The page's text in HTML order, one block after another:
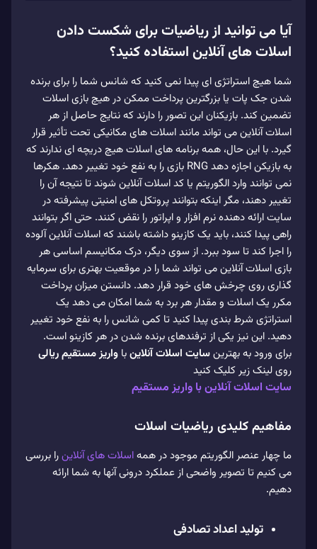
آیا می توانید از ریاضیات برای شکست دادن
اسلات های آنلاین استفاده کنید؟
شما هیچ استراتژی ای پیدا نمی کنید که شانس شما را برای برنده
شدن جک پات یا بزرگترین پرداخت ممکن در هیچ بازی اسلات
تضمین کند. بازیکنان این تصور را دارند که نتایج حاصل از هر
اسلات آنلاین می تواند مانند اسلات های مکانیکی تحت تأثیر قرار
گیرد. با این حال، همه برنامه های اسلات هیچ دریچه ای ندارند که
به بازیکن اجازه دهد RNG بازی را به نفع خود تغییر دهد. هکرها
نمی توانند وارد الگوریتم یا کد اسلات آنلاین شوند تا نتیجه آن را
تغییر دهند، مگر اینکه بتوانند پروتکل های امنیتی پیشرفته در
سایت ارائه دهنده نرم افزار و اپراتور را نقض کنند. حتی اگر بتوانند
راهی پیدا کنند، باید یک کازینو داشته باشند که اسلات آنلاین آلوده
را اجرا کند تا سود ببرد. از سوی دیگر، درک مکانیسم اساسی هر
بازی اسلات آنلاین می تواند شما را در موقعیت بهتری برای سرمایه
گذاری روی چرخش های خود قرار دهد. دانستن میزان پرداخت
مکرر یک اسلات و مقدار هر برد به شما امکان می دهد یک
استراتژی شرط بندی پیدا کنید تا کمی شانس را به نفع خود تغییر
دهید. این نیز یکی از ترفندهای برنده شدن در هر کازینو است.
برای ورود به بهترینسایت اسلات آنلاینبا واریز مستقیم ریالی
روی لینک زیر کلیک کنید
سایت اسلات آنلاین با واریز مستقیم
مفاهیم کلیدی ریاضیات اسلات
ما چهار عنصر الگوریتم موجود در همهاسلات های آنلاینرا بررسی
می کنیم تا تصویر واضحی از عملکرد درونی آنها به شما ارائه
دهیم.
تولید اعداد تصادفی